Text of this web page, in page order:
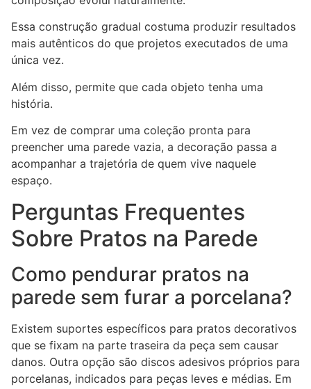
Essa construção gradual costuma produzir resultados
mais autênticos do que projetos executados de uma
única vez.
Além disso, permite que cada objeto tenha uma
história.
Em vez de comprar uma coleção pronta para
preencher uma parede vazia, a decoração passa a
acompanhar a trajetória de quem vive naquele
espaço.
Perguntas Frequentes
Sobre Pratos na Parede
Como pendurar pratos na
parede sem furar a porcelana?
Existem suportes específicos para pratos decorativos
que se fixam na parte traseira da peça sem causar
danos. Outra opção são discos adesivos próprios para
porcelanas, indicados para peças leves e médias. Em